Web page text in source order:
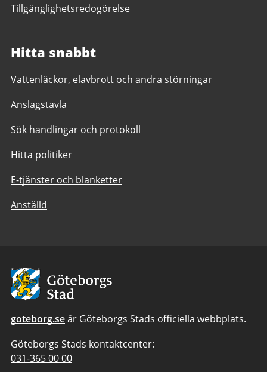
Tillgänglighetsredogörelse
Hitta snabbt
Vattenläckor, elavbrott och andra störningar
Anslagstavla
Sök handlingar och protokoll
Hitta politiker
E-tjänster och blanketter
Anställd
Avsändare:
Göteborgs
Stad
goteborg.seär Göteborgs Stads officiella webbplats.
Göteborgs Stads kontaktcenter:
Telefonnummer
031-365 00 00